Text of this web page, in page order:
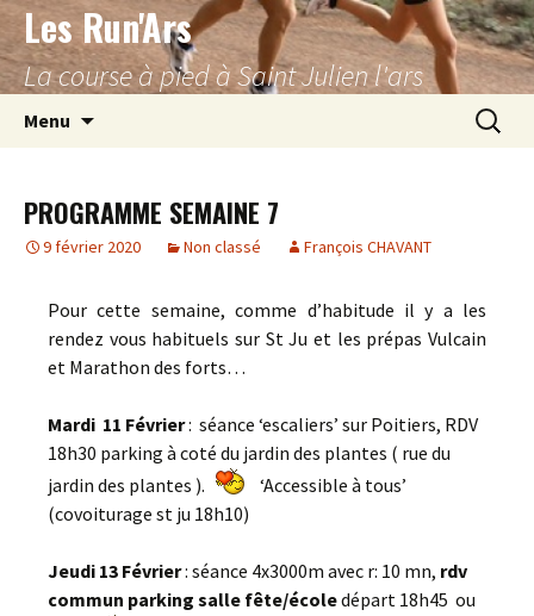
Aller
au
contenu
Les Run'Ars
La course à pied à Saint Julien l'ars
Menu
PROGRAMME SEMAINE 7
9 février 2020 Non classé François CHAVANT
Pour cette semaine, comme d’habitude il y a les
rendez vous habituels sur St Ju et les prépas Vulcain
et Marathon des forts…
Mardi 11 Février: séance ‘escaliers’ sur Poitiers, RDV
18h30 parking à coté du jardin des plantes ( rue du
jardin des plantes ).
‘Accessible à tous’
(covoiturage st ju 18h10)
Jeudi 13 Février: séance 4x3000m avec r: 10 mn, rdv
commun parking salle fête/écoledépart 18h45 ou